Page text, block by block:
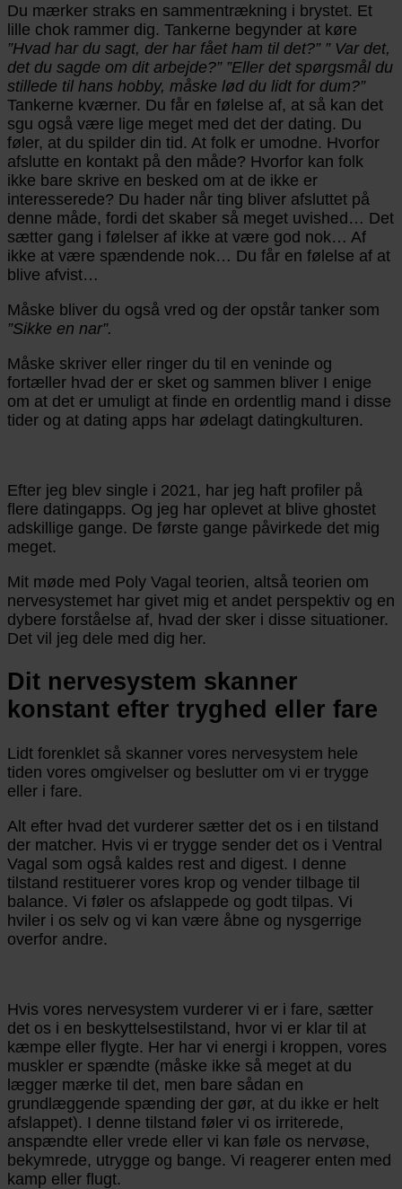
Du mærker straks en sammentrækning i brystet. Et
lille chok rammer dig. Tankerne begynder at køre
”Hvad har du sagt, der har fået ham til det?” ” Var det,
det du sagde om dit arbejde?” ”Eller det spørgsmål du
stillede til hans hobby, måske lød du lidt for dum?”
Tankerne kværner. Du får en følelse af, at så kan det
sgu også være lige meget med det der dating. Du
føler, at du spilder din tid. At folk er umodne. Hvorfor
afslutte en kontakt på den måde? Hvorfor kan folk
ikke bare skrive en besked om at de ikke er
interesserede? Du hader når ting bliver afsluttet på
denne måde, fordi det skaber så meget uvished… Det
sætter gang i følelser af ikke at være god nok… Af
ikke at være spændende nok… Du får en følelse af at
blive afvist…
Måske bliver du også vred og der opstår tanker som
”Sikke en nar”.
Måske skriver eller ringer du til en veninde og
fortæller hvad der er sket og sammen bliver I enige
om at det er umuligt at finde en ordentlig mand i disse
tider og at dating apps har ødelagt datingkulturen.
Efter jeg blev single i 2021, har jeg haft profiler på
flere datingapps. Og jeg har oplevet at blive ghostet
adskillige gange. De første gange påvirkede det mig
meget.
Mit møde med Poly Vagal teorien, altså teorien om
nervesystemet har givet mig et andet perspektiv og en
dybere forståelse af, hvad der sker i disse situationer.
Det vil jeg dele med dig her.
Dit nervesystem skanner
konstant efter tryghed eller fare
Lidt forenklet så skanner vores nervesystem hele
tiden vores omgivelser og beslutter om vi er trygge
eller i fare.
Alt efter hvad det vurderer sætter det os i en tilstand
der matcher. Hvis vi er trygge sender det os i Ventral
Vagal som også kaldes rest and digest. I denne
tilstand restituerer vores krop og vender tilbage til
balance. Vi føler os afslappede og godt tilpas. Vi
hviler i os selv og vi kan være åbne og nysgerrige
overfor andre.
Hvis vores nervesystem vurderer vi er i fare, sætter
det os i en beskyttelsestilstand, hvor vi er klar til at
kæmpe eller flygte. Her har vi energi i kroppen, vores
muskler er spændte (måske ikke så meget at du
lægger mærke til det, men bare sådan en
grundlæggende spænding der gør, at du ikke er helt
afslappet). I denne tilstand føler vi os irriterede,
anspændte eller vrede eller vi kan føle os nervøse,
bekymrede, utrygge og bange. Vi reagerer enten med
kamp eller flugt.